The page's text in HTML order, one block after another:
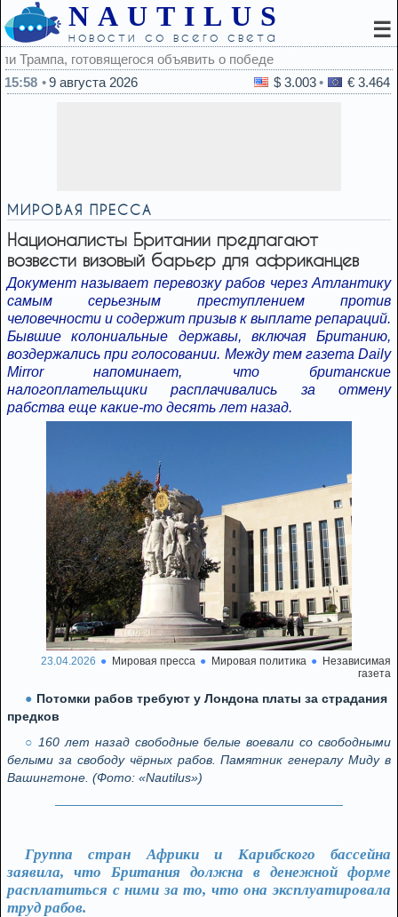
NAUTILUS
новости со всего света ☰
15:58
9 августа 2026 $ 3.003 € 3.464
МИРОВАЯ ПРЕССА
Националисты Британии предлагают
возвести визовый барьер для африканцев
Документ называет перевозку рабов через Атлантику
самым серьезным преступлением против
человечности и содержит призыв к выплате репараций.
Бывшие колониальные державы, включая Британию,
воздержались при голосовании. Между тем газета Daily
Mirror напоминает, что британские
налогоплательщики расплачивались за отмену
рабства еще какие-то десять лет назад.
23.04.2026 Мировая пресса Мировая политика
Независимая
газета
Потомки рабов требуют у Лондона платы за страдания
предков
160 лет назад свободные белые воевали со свободными
белыми за свободу чёрных рабов. Памятник генералу Миду в
Вашингтоне. (Фото: «Nautilus»)
Группа стран Африки и Карибского бассейна
заявила, что Британия должна в денежной форме
расплатиться с ними за то, что она эксплуатировала
труд рабов.